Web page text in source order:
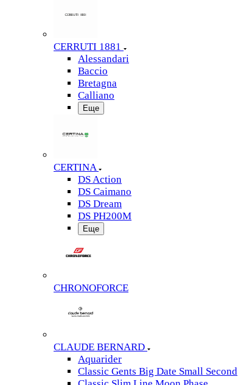
CERRUTI 1881
Alessandari
Baccio
Bretagna
Calliano
Еще
CERTINA
DS Action
DS Caimano
DS Dream
DS PH200M
Еще
CHRONOFORCE
CLAUDE BERNARD
Aquarider
Classic Gents Big Date Small Second